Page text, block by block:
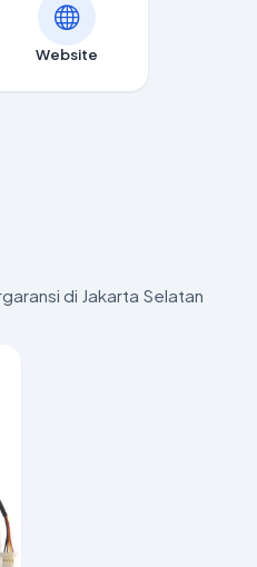
Website
di Jakarta Selatan